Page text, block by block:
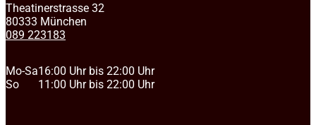
Theatinerstrasse 32
80333 München
089 223183
Mo-Sa
So
16:00 Uhr bis 22:00 Uhr
11:00 Uhr bis 22:00 Uhr